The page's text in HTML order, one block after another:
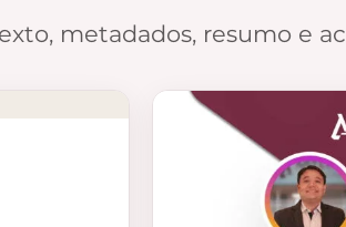
metadados, resumo e